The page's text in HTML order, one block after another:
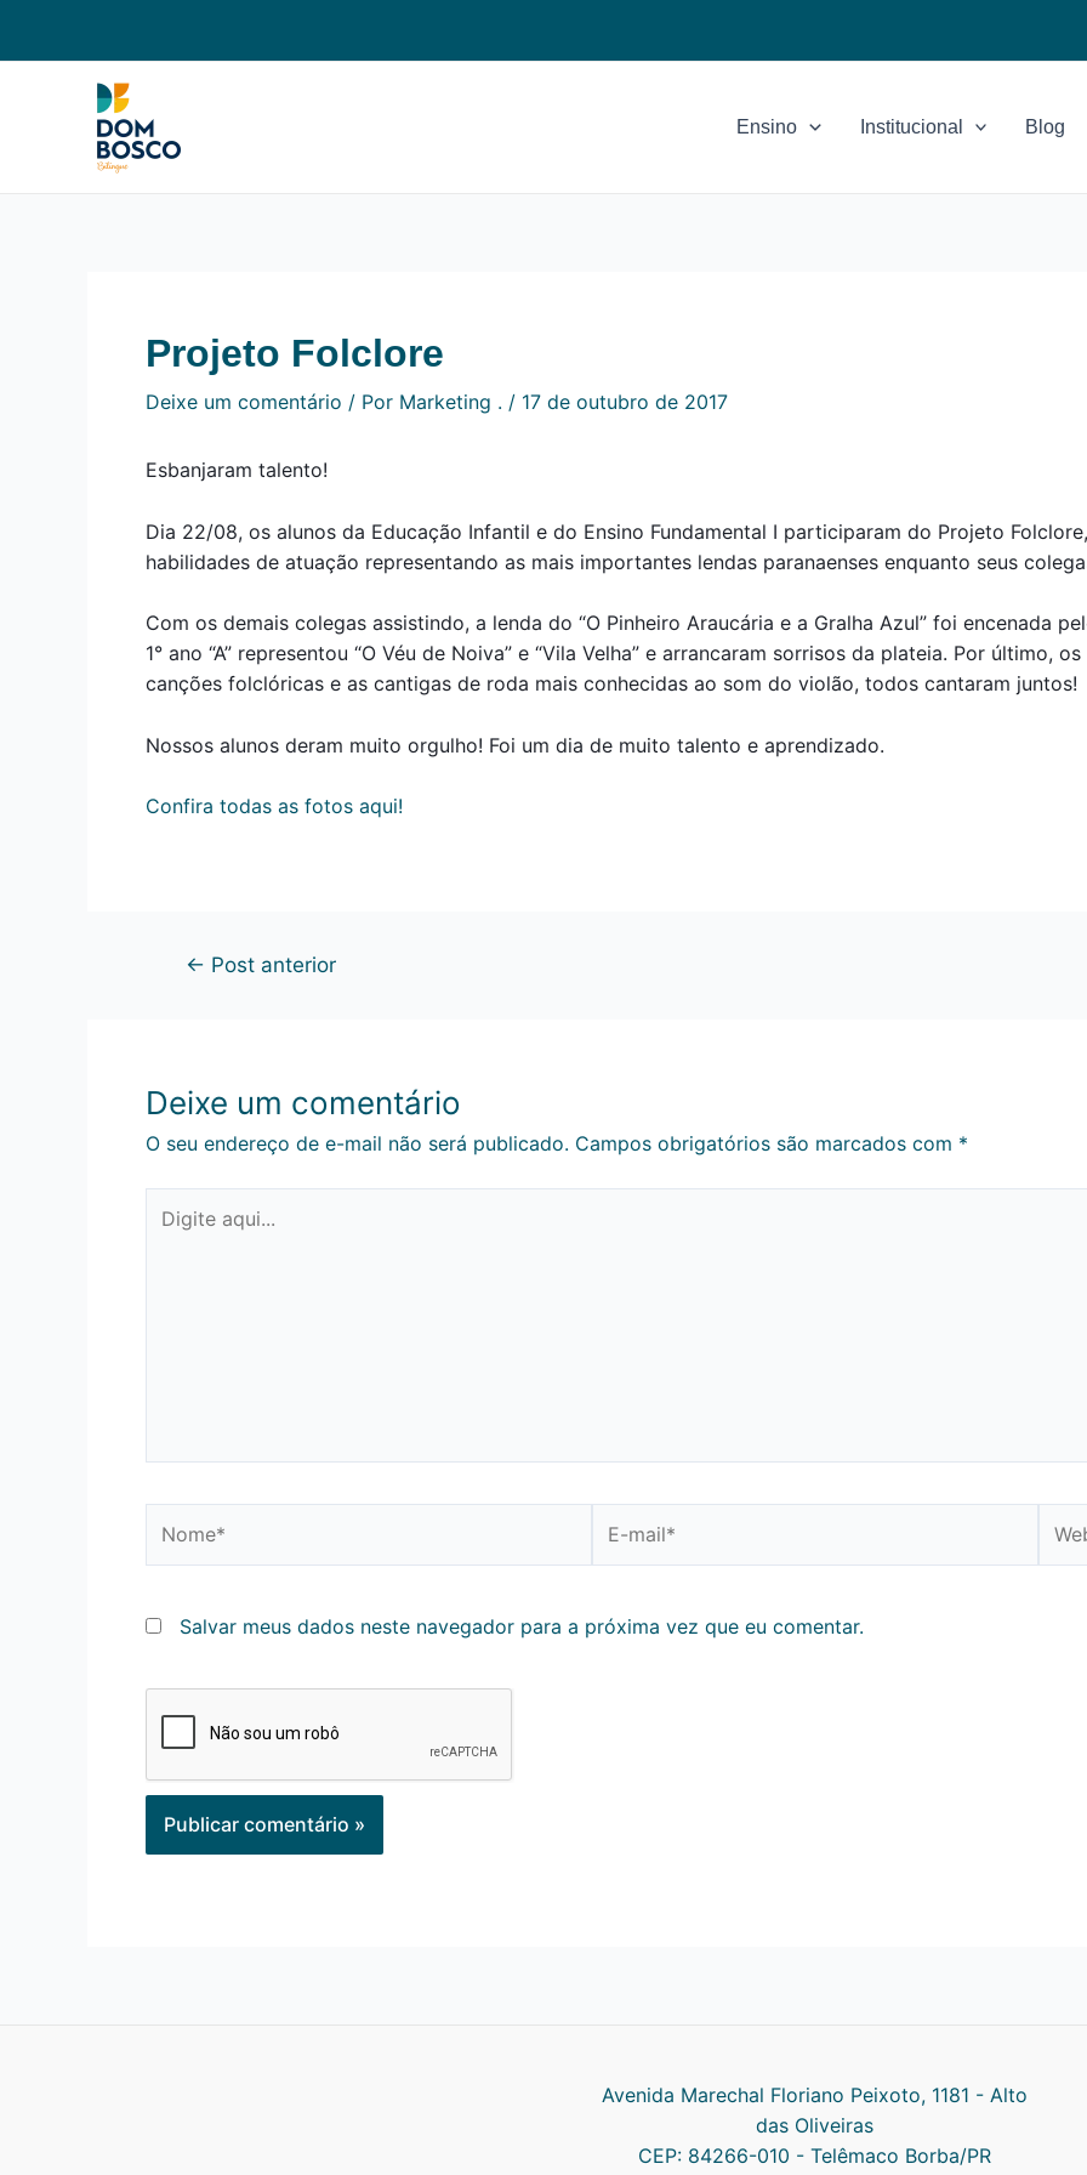
Ensino Institucional Blog
Projeto Folclore
Deixe um comentário / Por Marketing . / 17 de outubro de 2017
Esbanjaram talento!
Dia 22/08, os alunos da Educação Infantil e do Ensino Fundamental I participaram do Projeto
habilidades de atuação representando as mais importantes lendas paranaenses enquanto seus
Com os demais colegas assistindo, a lenda do “O Pinheiro Araucária e a Gralha Azul” foi encenada
1° ano “A” representou “O Véu de Noiva” e “Vila Velha” e arrancaram sorrisos da plateia. Por último, os
canções folclóricas e as cantigas de roda mais conhecidas ao som do violão, todos cantaram juntos!
Nossos alunos deram muito orgulho! Foi um dia de muito talento e aprendizado.
Confira todas as fotos aqui!
← Post anterior
Deixe um comentário
O seu endereço de e-mail não será publicado. Campos obrigatórios são marcados com *
aqui...
mail*
Salvar meus dados neste navegador para a próxima vez que eu comentar.
Avenida Marechal Floriano Peixoto, 1181 - Alto
das Oliveiras
CEP: 84266-010 - Telêmaco Borba/PR